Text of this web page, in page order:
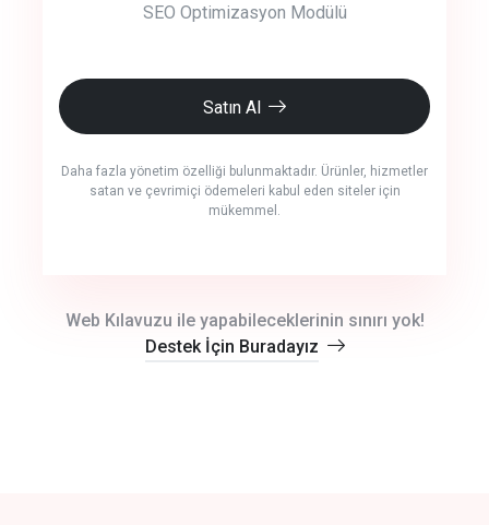
SEO Optimizasyon Modülü
Satın Al
Daha fazla yönetim özelliği bulunmaktadır. Ürünler, hizmetler
satan ve çevrimiçi ödemeleri kabul eden siteler için
mükemmel.
Web Kılavuzu ile yapabileceklerinin sınırı yok!
Destek İçin Buradayız